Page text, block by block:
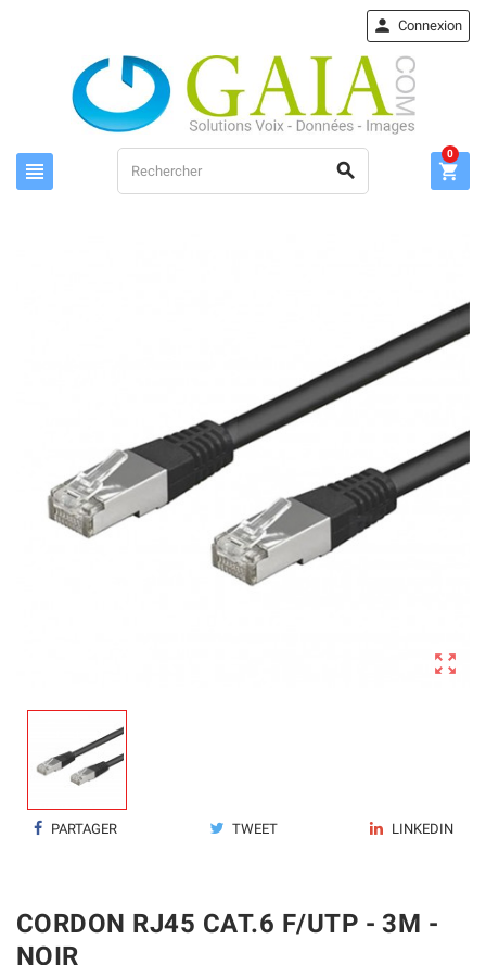
 
 Connexion

0

PARTAGER TWEET LINKEDIN
CORDON RJ45 CAT.6 F/UTP - 3M -
NOIR